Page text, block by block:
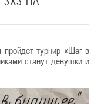
пройдет турнир «Шаг в
станут девушки и